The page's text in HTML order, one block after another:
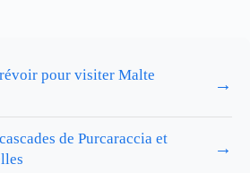
pour visiter Malte
→
de Purcaraccia et
→